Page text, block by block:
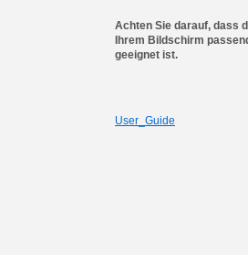
Achten Sie darauf, dass
Ihrem Bildschirm
geeignet ist.
User_Guide